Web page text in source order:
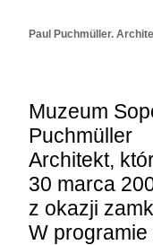
Paul Puchmüller.
Muzeum
Puchmüller
Architekt,
30 marca
z okazji
W